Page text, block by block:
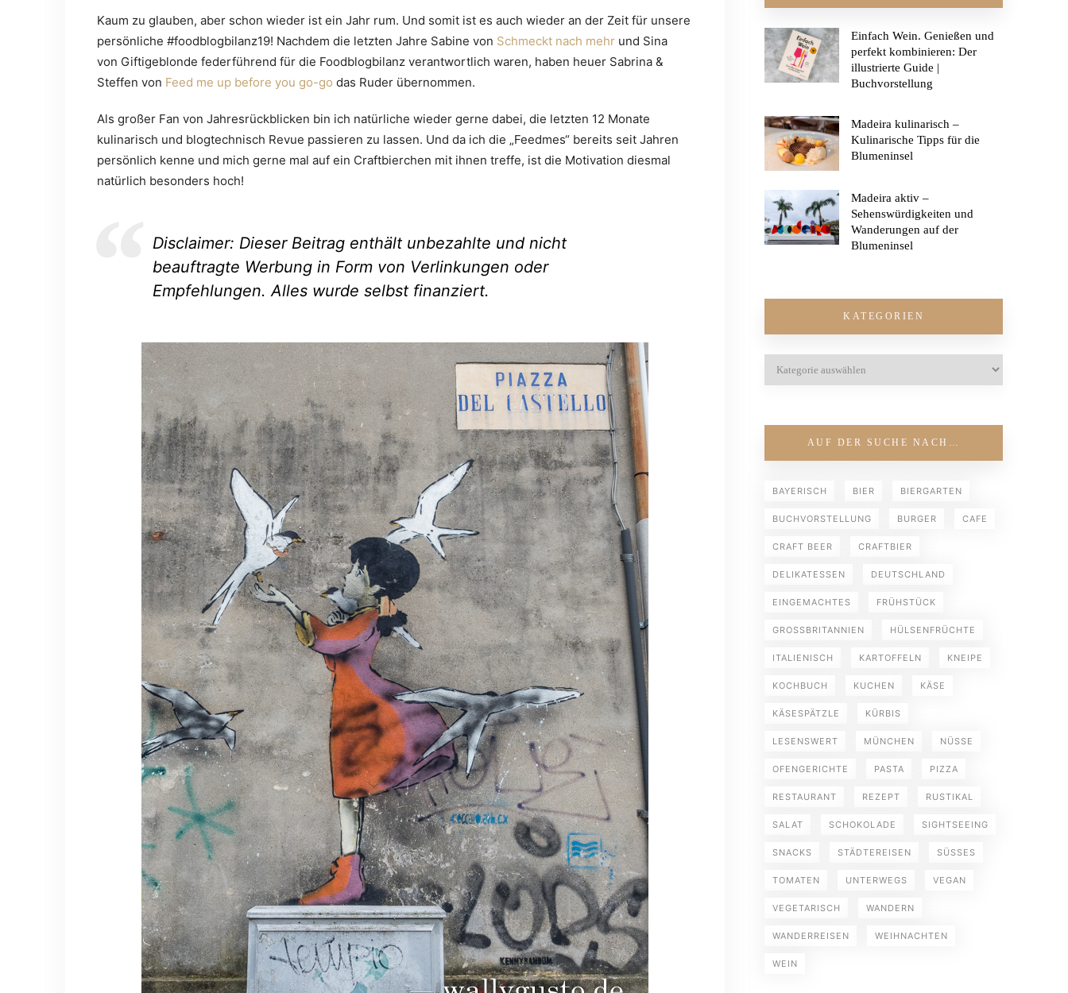
Kaum zu glauben, aber schon wieder ist ein Jahr rum. Und somit ist es auch wieder an der Zeit für unsere
persönliche #foodblogbilanz19! Nachdem die letzten Jahre Sabine von Schmeckt nach mehr und Sina
von Giftigeblonde federführend für die Foodblogbilanz verantwortlich waren, haben heuer Sabrina &
Steffen von Feed me up before you go-go das Ruder übernommen.
Als großer Fan von Jahresrückblicken bin ich natürliche wieder gerne dabei, die letzten 12 Monate
kulinarisch und blogtechnisch Revue passieren zu lassen. Und da ich die „Feedmes“ bereits seit Jahren
persönlich kenne und mich gerne mal auf ein Craftbierchen mit ihnen treffe, ist die Motivation diesmal
natürlich besonders hoch!
Disclaimer: Dieser Beitrag enthält unbezahlte und nicht
beauftragte Werbung in Form von Verlinkungen oder
Empfehlungen. Alles wurde selbst finanziert.
Einfach Wein. Genießen und
perfekt kombinieren: Der
illustrierte Guide |
Buchvorstellung
Madeira kulinarisch –
Kulinarische Tipps für die
Blumeninsel
Madeira aktiv –
Sehenswürdigkeiten und
Wanderungen auf der
Blumeninsel
KATEGORIEN
AUF DER SUCHE NACH…
BAYERISCH BIER BIERGARTEN
BUCHVORSTELLUNG BURGER CAFE
CRAFT BEER CRAFTBIER
DELIKATESSEN DEUTSCHLAND
EINGEMACHTES FRÜHSTÜCK
GROSSBRITANNIEN HÜLSENFRÜCHTE
ITALIENISCH KARTOFFELN KNEIPE
KOCHBUCH KUCHEN KÄSE
KÄSESPÄTZLE KÜRBIS
LESENSWERT MÜNCHEN NÜSSE
OFENGERICHTE PASTA PIZZA
RESTAURANT REZEPT RUSTIKAL
SALAT SCHOKOLADE SIGHTSEEING
SNACKS STÄDTEREISEN SÜSSES
TOMATEN UNTERWEGS VEGAN
VEGETARISCH WANDERN
WANDERREISEN WEIHNACHTEN
WEIN